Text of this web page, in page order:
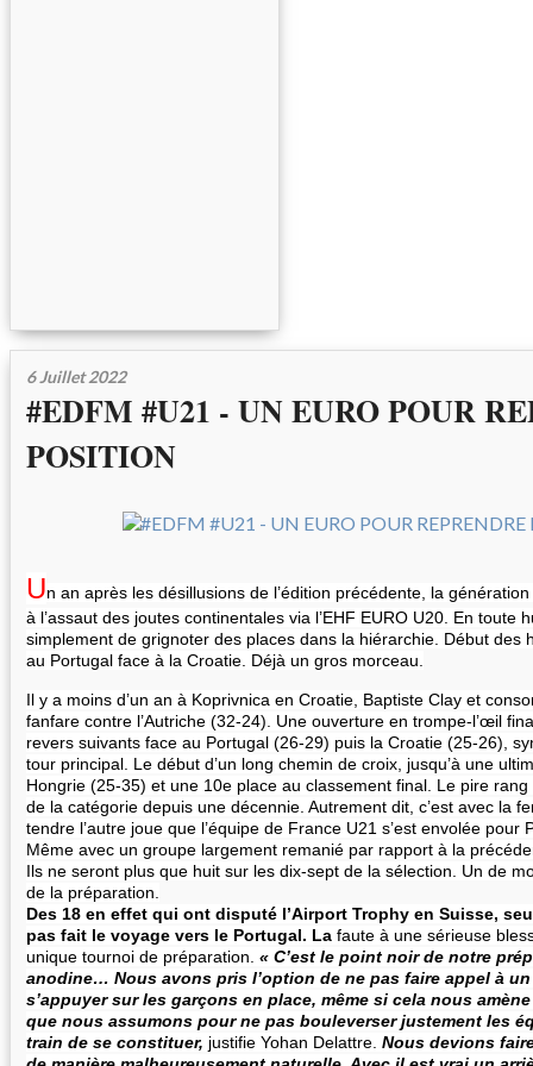
6 Juillet 2022
#EDFM #U21 - UN EURO POUR
POSITION
Un an après les désillusions de l’édition précédente, la
à l’assaut des joutes continentales via l’EHF EURO U20. En toute
simplement de grignoter des places dans la hiérarchie. Début des
au Portugal face à la Croatie. Déjà un gros morceau.
Il y a moins d’un an à Koprivnica en Croatie, Baptiste Clay et
fanfare contre l’Autriche (32-24). Une ouverture en trompe-l’œil
revers suivants face au Portugal (26-29) puis la Croatie (25-26),
tour principal. Le début d’un long chemin de croix, jusqu’à une
Hongrie (25-35) et une 10e place au classement final. Le pire rang
de la catégorie depuis une décennie. Autrement dit, c’est avec la
tendre l’autre joue que l’équipe de France U21 s’est envolée pour
Même avec un groupe largement remanié par rapport à la
Ils ne seront plus que huit sur les dix-sept de la sélection. Un de
de la préparation.
Des 18 en effet qui ont disputé l’Airport Trophy en Suisse,
pas fait le voyage vers le Portugal. La faute à une sérieuse
unique tournoi de préparation. « C’est le point noir de notre
anodine… Nous avons pris l’option de ne pas faire appel à
s’appuyer sur les garçons en place, même si cela nous
que nous assumons pour ne pas bouleverser justement les
train de se constituer, justifie Yohan Delattre. Nous devions